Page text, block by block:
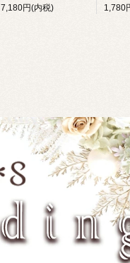
7,180円(内税) 1,780